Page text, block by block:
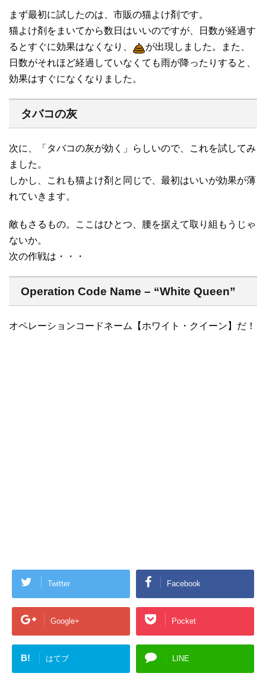
まず最初に試したのは、市販の猫よけ剤です。
猫よけ剤をまいてから数日はいいのですが、日数が経過す
るとすぐに効果はなくなり、
が出現しました。また、
日数がそれほど経過していなくても雨が降ったりすると、
効果はすぐになくなりました。
タバコの灰
次に、「タバコの灰が効く」らしいので、これを試してみ
ました。
しかし、これも猫よけ剤と同じで、最初はいいが効果が薄
れていきます。
敵もさるもの。ここはひとつ、腰を据えて取り組もうじゃ
ないか。
次の作戦は・・・
Operation Code Name – “White Queen”
オペレーションコードネーム【ホワイト・クイーン】だ！
Twitter Facebook
Google+ Pocket
B! はてブ LINE